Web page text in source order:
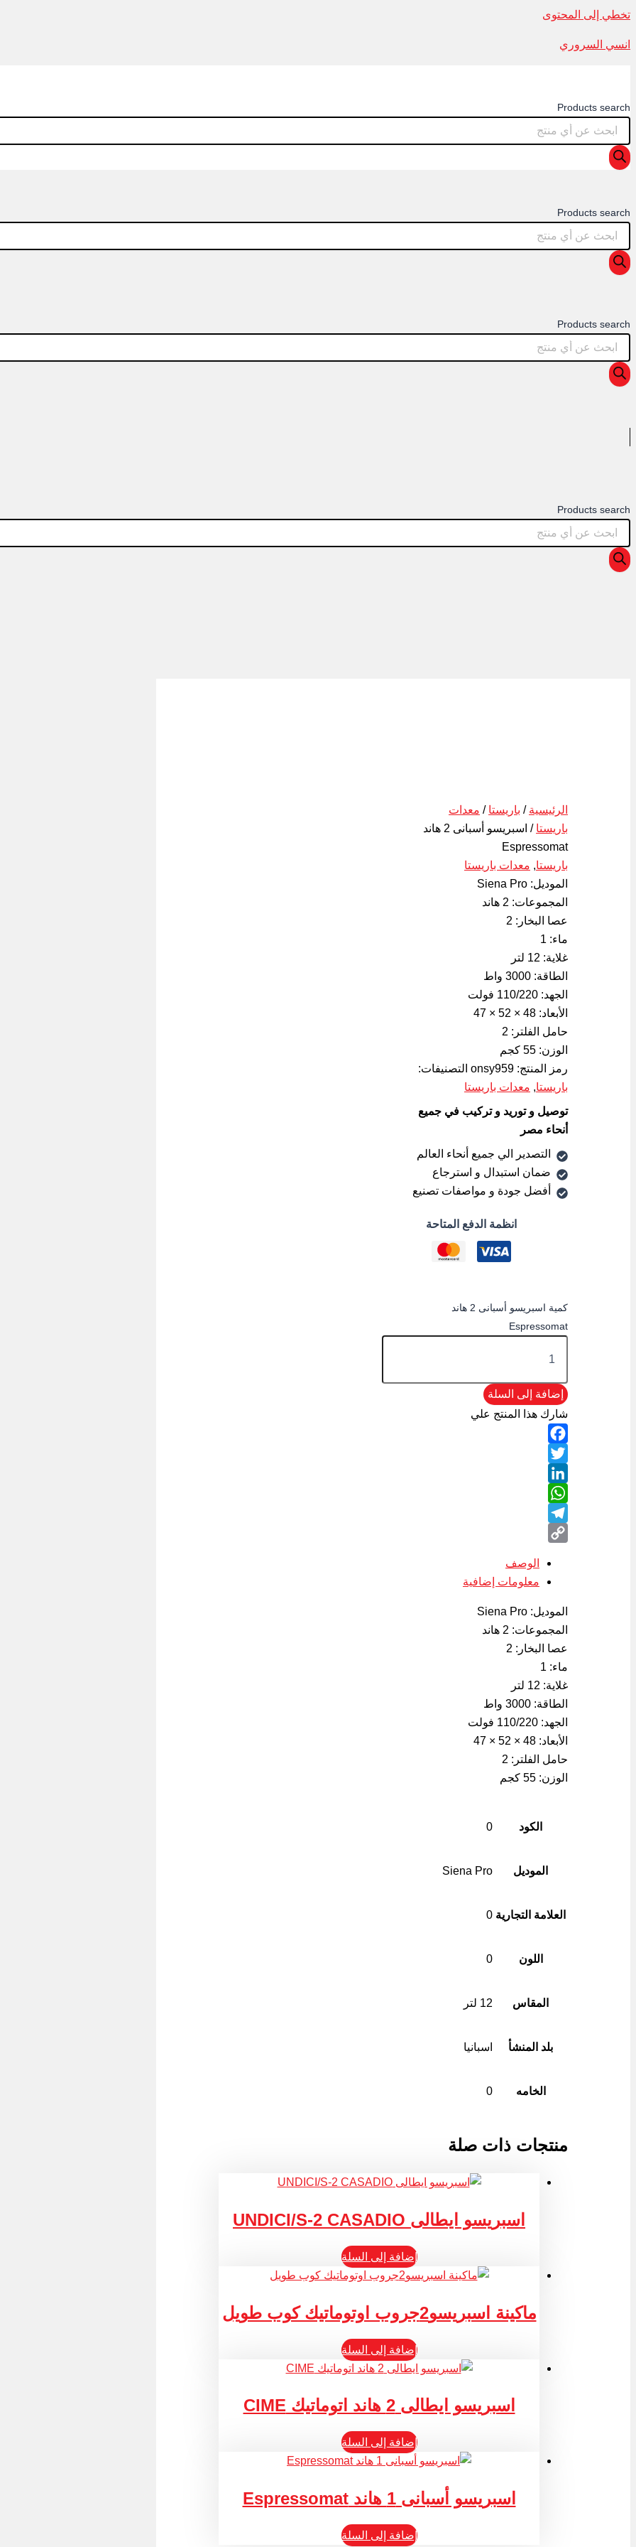
تخطي إلى المحتوى
انسي السروري
Products search
Products search
Products search
Products search
الرئيسية / باريستا / معدات
باريستا
/ اسبريسو أسبانى 2 هاند
Espressomat
باريستا, معدات باريستا
الموديل: Siena Pro
المجموعات: 2 هاند
عصا البخار: 2
ماء: 1
غلاية: 12 لتر
الطاقة: 3000 واط
الجهد: 110/220 فولت
الأبعاد: 48 × 52 × 47
حامل الفلتر: 2
الوزن: 55 كجم
رمز المنتج: onsy959 التصنيفات:
باريستا, معدات باريستا
توصيل و توريد و تركيب في جميع
أنحاء مصر
التصدير الي جميع أنحاء العالم
ضمان استبدال و استرجاع
أفضل جودة و مواصفات تصنيع
انظمة الدفع المتاحة
كمية اسبريسو أسبانى 2 هاند
Espressomat
إضافة إلى السلة
شارك هذا المنتج علي
Facebook
Twitter
LinkedIn
WhatsApp
Telegram
الوصف
معلومات إضافية
الموديل: Siena Pro
المجموعات: 2 هاند
عصا البخار: 2
ماء: 1
غلاية: 12 لتر
الطاقة: 3000 واط
الجهد: 110/220 فولت
الأبعاد: 48 × 52 × 47
حامل الفلتر: 2
الوزن: 55 كجم
الكود 0
الموديل Siena Pro
العلامة التجارية 0
اللون 0
المقاس 12 لتر
بلد المنشأ اسبانيا
الخامه 0
منتجات ذات صلة
اسبريسو ايطالى UNDICI/S-2 CASADIO
إضافة إلى السلة
ماكينة اسبريسو2جروب اوتوماتيك كوب طويل
إضافة إلى السلة
اسبريسو ايطالى 2 هاند اتوماتيك CIME
إضافة إلى السلة
اسبريسو أسبانى 1 هاند Espressomat
إضافة إلى السلة